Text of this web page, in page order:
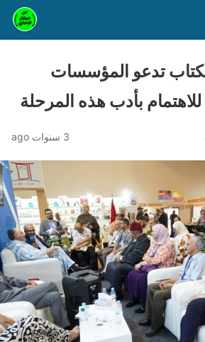
تدعو المؤسسات
للاهتمام بأدب هذه المرحلة
3 سنوات ago